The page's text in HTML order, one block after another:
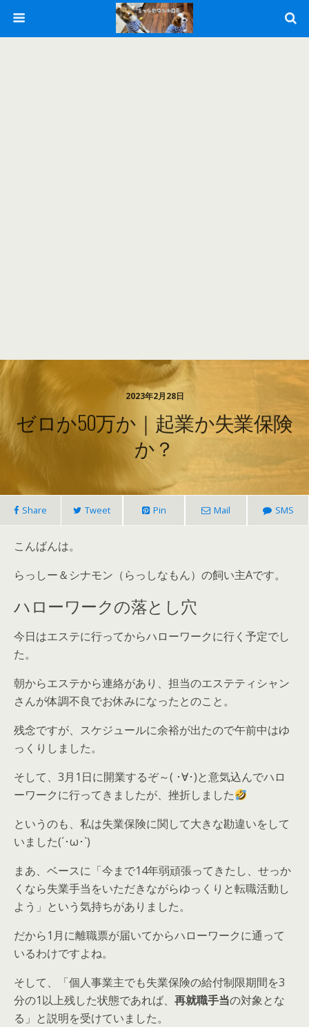
2023年2月28日
ゼロか50万か｜起業か失業保険
か？
Share Tweet Pin Mail SMS
こんばんは。
らっしー＆シナモン（らっしなもん）の飼い主Aです。
ハローワークの落とし穴
今日はエステに行ってからハローワークに行く予定でし
た。
朝からエステから連絡があり、担当のエステティシャン
さんが体調不良でお休みになったとのこと。
残念ですが、スケジュールに余裕が出たので午前中はゆ
っくりしました。
そして、3月1日に開業するぞ～( ･∀･)と意気込んでハロ
ーワークに行ってきましたが、挫折しました
というのも、私は失業保険に関して大きな勘違いをして
いました(´･ω･`)
まあ、ベースに「今まで14年弱頑張ってきたし、せっか
くなら失業手当をいただきながらゆっくりと転職活動し
よう」という気持ちがありました。
だから1月に離職票が届いてからハローワークに通って
いるわけですよね。
そして、「個人事業主でも失業保険の給付制限期間を3
分の1以上残した状態であれば、 再就職手当の対象とな
る 」と説明を受けていました。